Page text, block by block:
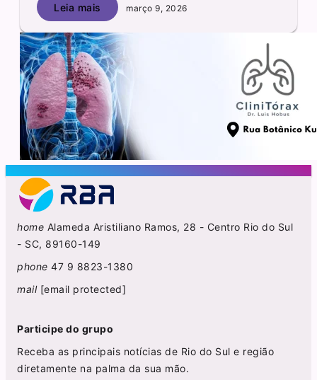
Leia mais março 9, 2026
home Alameda Aristiliano Ramos, 28 - Centro Rio do Sul
- SC, 89160-149
phone 47 9 8823-1380
mail [email protected]
Participe do grupo
Receba as principais notícias de Rio do Sul e região
diretamente na palma da sua mão.